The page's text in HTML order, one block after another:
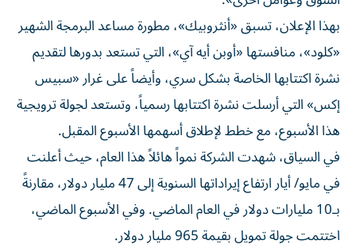
بهذا الإعلان، تسبق «أنثروبيك»، مطورة مساعد البرمجة الشهير
«كلود»، منافستها «أوبن أيه آي»، التي تستعد بدورها لتقديم
نشرة اكتتابها الخاصة بشكل سري، وأيضاً على غرار «سبيس
إكس» التي أرسلت نشرة اكتتابها رسمياً، وتستعد لجولة ترويجية
هذا الأسبوع، مع خطط لإطلاق أسهمها الأسبوع المقبل.
في السياق، شهدت الشركة نمواً هائلاً هذا العام، حيث أعلنت
في مايو/ أيار ارتفاع إيراداتها السنوية إلى 47 مليار دولار، مقارنةً
بـ10 مليارات دولار في العام الماضي. وفي الأسبوع الماضي،
اختتمت جولة تمويل بقيمة 965 مليار دولار.